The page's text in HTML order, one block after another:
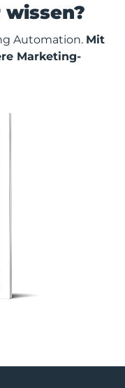
Automation. Mit
Marketing-